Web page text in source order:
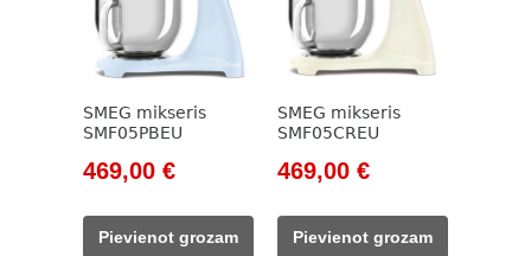
SMEG mikseris
SMF05PBEU
Original
was:
469,00 €Current
Pievienot grozam
SMEG mikseris
SMF05CREU
Original
was:
469,00 €Current
Pievienot grozam